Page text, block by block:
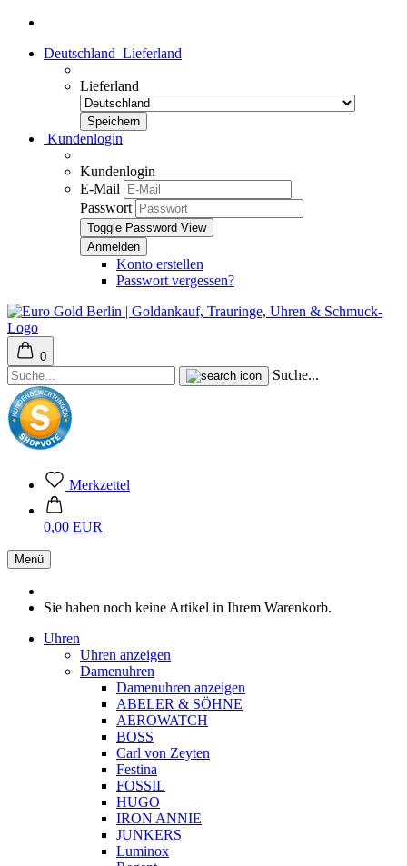
Deutschland Lieferland
Lieferland
Kundenlogin
Kundenlogin
E-Mail
Passwort
Toggle Password View
Konto erstellen
Passwort vergessen?
0
Suche...
Merkzettel
0,00 EUR
Menü
Sie haben noch keine Artikel in Ihrem Warenkorb.
Uhren
Uhren anzeigen
Damenuhren
Damenuhren anzeigen
ABELER & SÖHNE
AEROWATCH
BOSS
Carl von Zeyten
Festina
FOSSIL
HUGO
IRON ANNIE
JUNKERS
Luminox